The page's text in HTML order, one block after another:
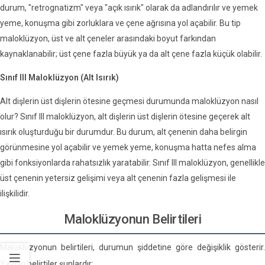
durum, "retrognatizm" veya "açık ısırık" olarak da adlandırılır ve yemek
yeme, konuşma gibi zorluklara ve çene ağrısına yol açabilir. Bu tip
maloklüzyon, üst ve alt çeneler arasındaki boyut farkından
kaynaklanabilir; üst çene fazla büyük ya da alt çene fazla küçük olabilir.
Sınıf III Maloklüzyon (Alt Isırık)
Alt dişlerin üst dişlerin ötesine geçmesi durumunda maloklüzyon nasıl
olur? Sınıf III maloklüzyon, alt dişlerin üst dişlerin ötesine geçerek alt
ısırık oluşturduğu bir durumdur. Bu durum, alt çenenin daha belirgin
görünmesine yol açabilir ve yemek yeme, konuşma hatta nefes alma
gibi fonksiyonlarda rahatsızlık yaratabilir. Sınıf III maloklüzyon, genellikle
üst çenenin yetersiz gelişimi veya alt çenenin fazla gelişmesi ile
ilişkilidir.
Maloklüzyonun Belirtileri
Maloklüzyonun belirtileri, durumun şiddetine göre değişiklik gösterir.